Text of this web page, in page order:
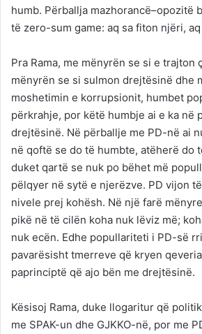
humb. Përballja mazhorancë–opozitë
të zero-sum game: aq sa fiton njëri,
Pra Rama, me mënyrën se si e trajton
mënyrën se si sulmon drejtësinë dhe
moshetimin e korrupsionit, humbet
përkrahje, por këtë humbje ai e ka në
drejtësinë. Në përballje me PD-në ai
në qoftë se do të humbte, atëherë do
duket qartë se nuk po bëhet më
pëlqyer në sytë e njerëzve. PD vijon
nivele prej kohësh. Në një farë
pikë në të cilën koha nuk lëviz më;
nuk ecën. Edhe popullariteti i PD-së
pavarësisht tmerreve që kryen
paprinciptë që ajo bën me drejtësinë.
Kësisoj Rama, duke llogaritur që
me SPAK-un dhe GJKKO-në, por me